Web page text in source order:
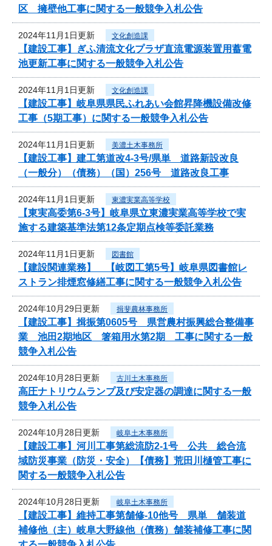
区 擁壁他工事に関する一般競争入札公告
2024年11月1日更新 文化創造課
【建設工事】ぎふ清流文化プラザ直流電源装置用蓄電
池更新工事に関する一般競争入札公告
2024年11月1日更新 文化創造課
【建設工事】岐阜県県民ふれあい会館昇降機設備改修
工事（5期工事）に関する一般競争入札公告
2024年11月1日更新 美濃土木事務所
【建設工事】建工第道改4-3号/県単 道路新設改良
（一般分）（債務）（国）256号 道路改良工事
2024年11月1日更新 東濃実業高等学校
【東実高委第6-3号】岐阜県立東濃実業高等学校で実
施する建築基準法第12条定期点検等委託業務
2024年11月1日更新 図書館
【建設関連業務】 【岐図工第5号】岐阜県図書館レ
ストラン排煙窓修繕工事に関する一般競争入札公告
2024年10月29日更新 揖斐農林事務所
【建設工事】揖振第0605号 県営農村振興総合整備事
業 池田2期地区 箸箱用水第2期 工事に関する一般
競争入札公告
2024年10月28日更新 古川土木事務所
高圧ナトリウムランプ及び安定器の調達に関する一般
競争入札公告
2024年10月28日更新 岐阜土木事務所
【建設工事】河川工事第総流防2-1号 公共 総合流
域防災事業（防災・安全）【債務】荒田川樋管工事に
関する一般競争入札公告
2024年10月28日更新 岐阜土木事務所
【建設工事】維持工事第舗修-10他号 県単 舗装道
補修他（主）岐阜大野線他（債務）舗装補修工事に関